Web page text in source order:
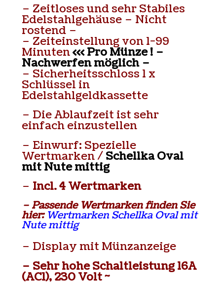
– Zeitloses und sehr Stabiles
Edelstahlgehäuse – Nicht
rostend –
– Zeiteinstellung von 1-99
Minuten<<< Pro Münze ! –
Nachwerfen möglich –
– Sicherheitsschloss 1 x
Schlüssel in
Edelstahlgeldkassette
– Die Ablaufzeit ist sehr
einfach einzustellen
– Einwurf: Spezielle
Wertmarken /Schellka Oval
mit Nute mittig
– Incl. 4 Wertmarken
– Passende Wertmarken finden Sie
hier: Wertmarken Schellka Oval mit
Nute mittig
– Display mit Münzanzeige
– Sehr hohe Schaltleistung 16A
(AC1), 230 Volt ~